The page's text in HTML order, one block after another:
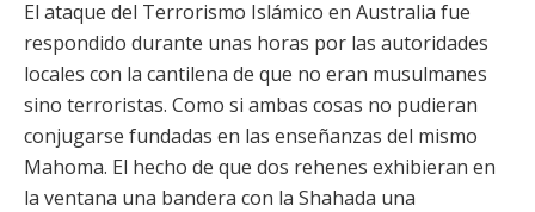
El ataque del Terrorismo Islámico en Australia fue
respondido durante unas horas por las autoridades
locales con la cantilena de que no eran musulmanes
sino terroristas. Como si ambas cosas no pudieran
conjugarse fundadas en las enseñanzas del mismo
Mahoma. El hecho de que dos rehenes exhibieran en
la ventana una bandera con la Shahada una